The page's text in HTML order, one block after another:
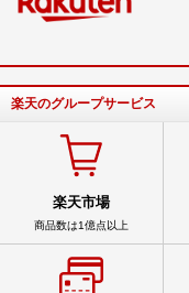
楽天のグループサービス
楽天市場
商品数は1億点以上